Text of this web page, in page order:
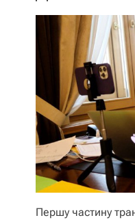
Першу частину